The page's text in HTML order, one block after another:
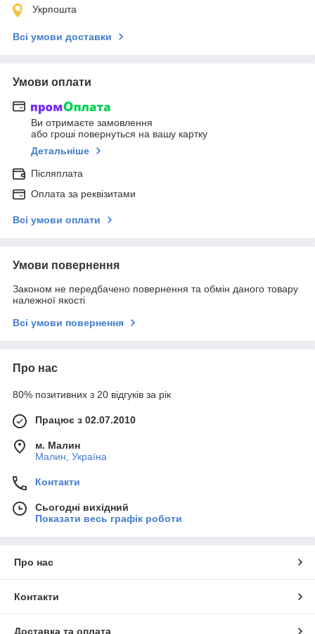
Укрпошта
Всі умови доставки
Умови оплати
Ви отримаєте замовлення
або гроші повернуться на вашу картку
Детальніше
Післяплата
Оплата за реквізитами
Всі умови оплати
Умови повернення
Законом не передбачено повернення та обмін даного товару
належної якості
Всі умови повернення
Про нас
80% позитивних з 20 відгуків за рік
Працює з 02.07.2010
м. Малин
Малин, Україна
Контакти
Сьогодні вихідний
Показати весь графік роботи
Про нас
Контакти
Доставка та оплата